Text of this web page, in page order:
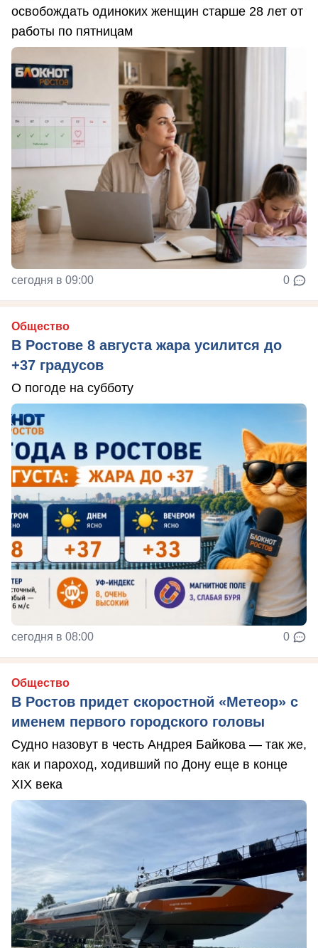
освобождать одиноких женщин старше 28 лет от
работы по пятницам
сегодня в 09:00 0
Общество
В Ростове 8 августа жара усилится до
+37 градусов
О погоде на субботу
сегодня в 08:00 0
Общество
В Ростов придет скоростной «Метеор» с
именем первого городского головы
Судно назовут в честь Андрея Байкова — так же,
как и пароход, ходивший по Дону еще в конце
XIX века